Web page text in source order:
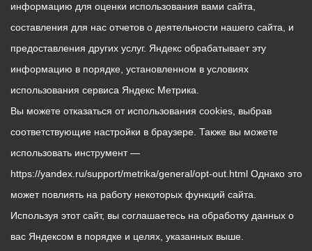
информацию для оценки использования вами сайта,
составления для нас отчетов о деятельности нашего сайта, и
предоставления других услуг. Яндекс обрабатывает эту
информацию в порядке, установленном в условиях
использования сервиса Яндекс Метрика.
Вы можете отказаться от использования cookies, выбрав
соответствующие настройки в браузере. Также вы можете
использовать инструмент —
https://yandex.ru/support/metrika/general/opt-out.html Однако это
может повлиять на работу некоторых функций сайта.
Используя этот сайт, вы соглашаетесь на обработку данных о
вас Яндексом в порядке и целях, указанных выше.